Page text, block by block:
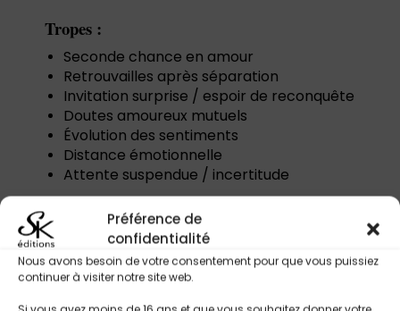
Préférence de
confidentialité
Nous avons besoin de votre consentement pour que vous puissiez
continuer à visiter notre site web.
Tropes :
Seconde chance en amour
Retrouvailles après séparation
Invitation surprise / espoir de reconquête
Doutes amoureux mutuels
Évolution des sentiments
Distance émotionnelle
Attente suspendue / incertitude
Titres Similaires